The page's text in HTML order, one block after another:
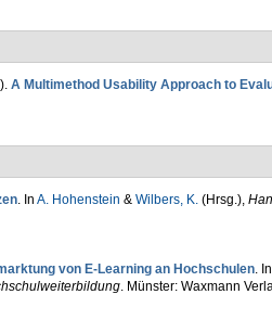
A Multimethod Usability Approach to
. In A. Hohenstein & Wilbers, K.(Hrsg.),
von E-Learning an Hochschulen. In
. Münster: Waxmann